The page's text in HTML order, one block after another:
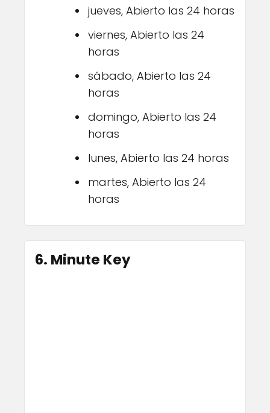
jueves, Abierto las 24 horas
viernes, Abierto las 24
horas
sábado, Abierto las 24
horas
domingo, Abierto las 24
horas
lunes, Abierto las 24 horas
martes, Abierto las 24
horas
6. Minute Key